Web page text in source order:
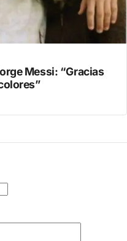
Messi: “Gracias